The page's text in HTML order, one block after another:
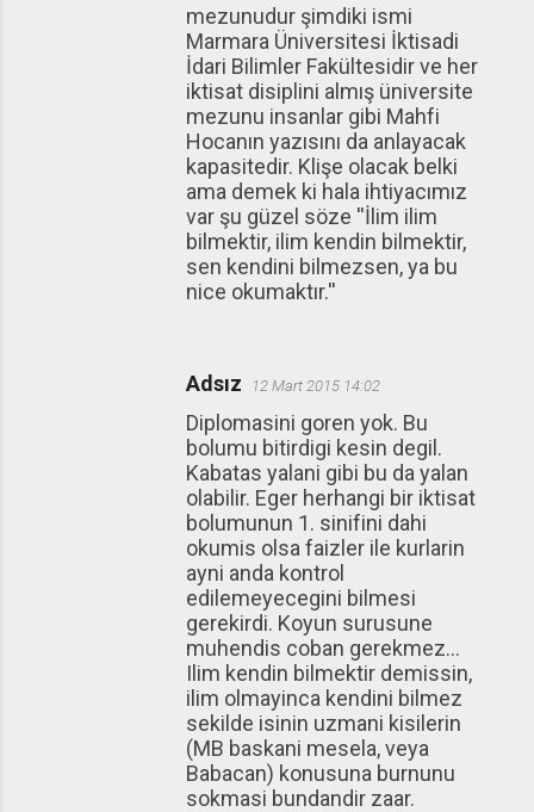
mezunudur şimdiki ismi
Marmara Üniversitesi İktisadi
İdari Bilimler Fakültesidir ve her
iktisat disiplini almış üniversite
mezunu insanlar gibi Mahfi
Hocanın yazısını da anlayacak
kapasitedir. Klişe olacak belki
ama demek ki hala ihtiyacımız
var şu güzel söze ''İlim ilim
bilmektir, ilim kendin bilmektir,
sen kendini bilmezsen, ya bu
nice okumaktır.''
Adsız 12 Mart 2015 14:02
Diplomasini goren yok. Bu
bolumu bitirdigi kesin degil.
Kabatas yalani gibi bu da yalan
olabilir. Eger herhangi bir iktisat
bolumunun 1. sinifini dahi
okumis olsa faizler ile kurlarin
ayni anda kontrol
edilemeyecegini bilmesi
gerekirdi. Koyun surusune
muhendis coban gerekmez...
Ilim kendin bilmektir demissin,
ilim olmayinca kendini bilmez
sekilde isinin uzmani kisilerin
(MB baskani mesela, veya
Babacan) konusuna burnunu
sokmasi bundandir zaar.